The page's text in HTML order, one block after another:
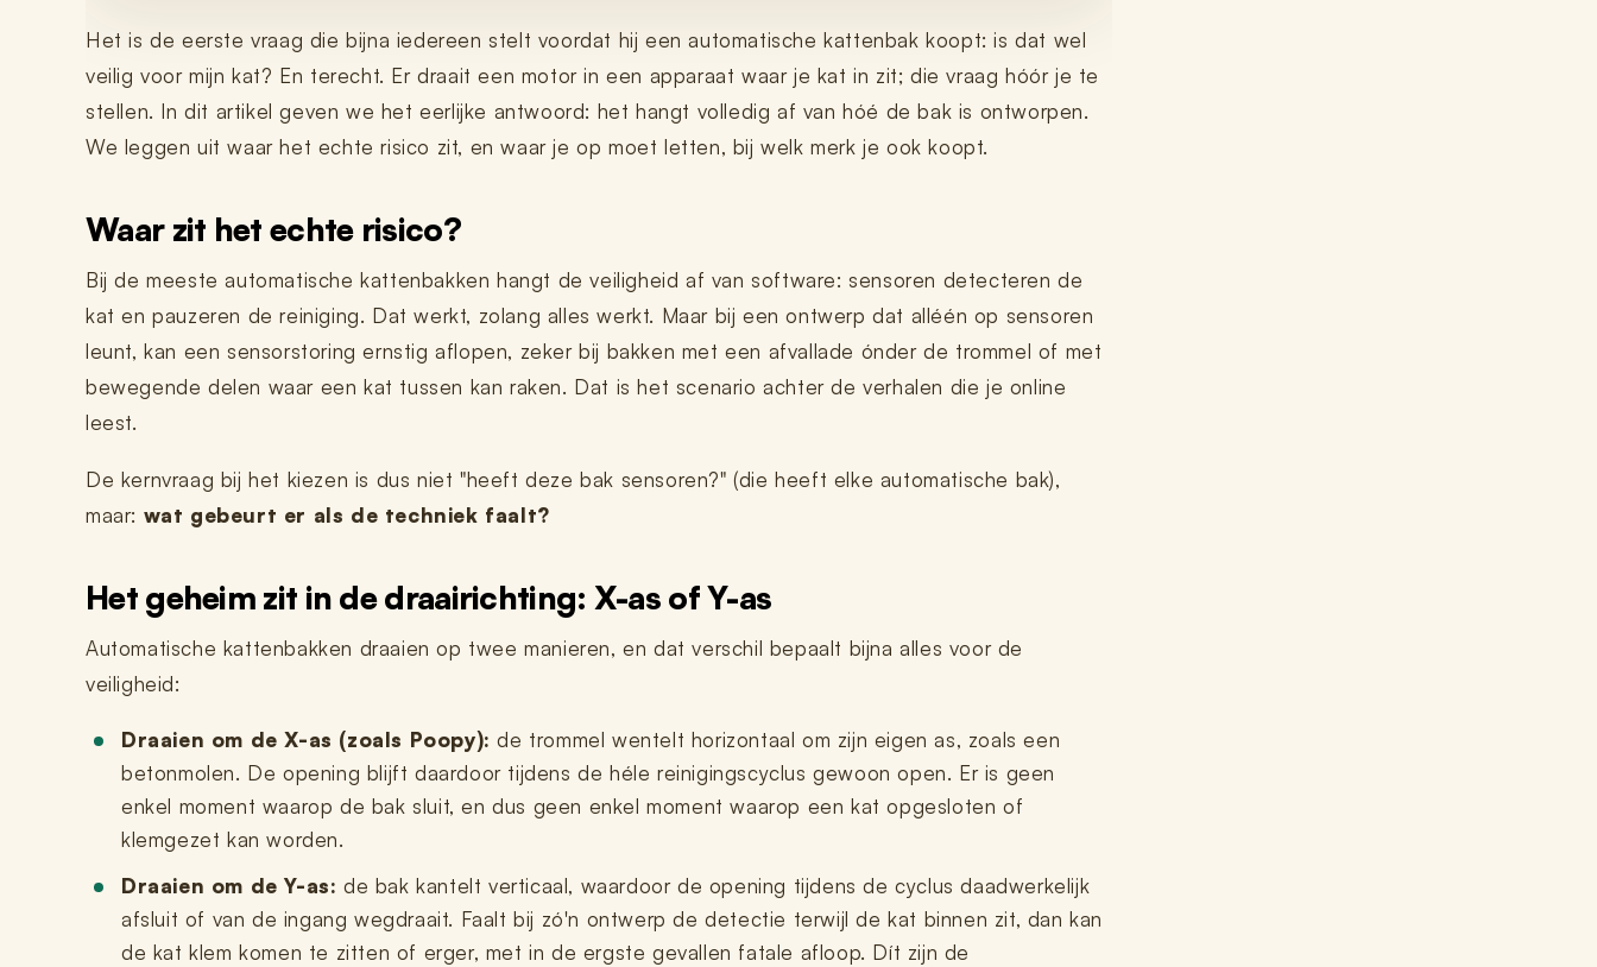
€14,99
Nano 3 - Tofu-filter (Rooster/Zeef)
€14,99
Nano 3 - Bentoniet-filter
(Rooster/Zeef)
Nano 3 - Magneetclip
€14,99
€11,99
Nano 2 – Pootjesveger (Wit)
€14,99
Nano 2 – Pootjesveger (Zwart)
Nano 2 – Trommelring (Zwart)
€14,99
Het is de eerste vraag die bijna iedereen stelt voordat hij een automatische kattenbak koopt: is dat wel
veilig voor mijn kat? En terecht. Er draait een motor in een apparaat waar je kat in zit; die vraag hóór je te
stellen. In dit artikel geven we het eerlijke antwoord: het hangt volledig af van hóé de bak is ontworpen.
We leggen uit waar het echte risico zit, en waar je op moet letten, bij welk merk je ook koopt.
Waar zit het echte risico?
Bij de meeste automatische kattenbakken hangt de veiligheid af van software: sensoren detecteren de
kat en pauzeren de reiniging. Dat werkt, zolang alles werkt. Maar bij een ontwerp dat alléén op sensoren
leunt, kan een sensorstoring ernstig aflopen, zeker bij bakken met een afvallade ónder de trommel of met
bewegende delen waar een kat tussen kan raken. Dat is het scenario achter de verhalen die je online
leest.
De kernvraag bij het kiezen is dus niet "heeft deze bak sensoren?" (die heeft elke automatische bak),
maar: wat gebeurt er als de techniek faalt?
Het geheim zit in de draairichting: X-as of Y-as
Automatische kattenbakken draaien op twee manieren, en dat verschil bepaalt bijna alles voor de
veiligheid:
Draaien om de X-as (zoals Poopy): de trommel wentelt horizontaal om zijn eigen as, zoals een
betonmolen. De opening blijft daardoor tijdens de héle reinigingscyclus gewoon open. Er is geen
enkel moment waarop de bak sluit, en dus geen enkel moment waarop een kat opgesloten of
klemgezet kan worden.
Draaien om de Y-as: de bak kantelt verticaal, waardoor de opening tijdens de cyclus daadwerkelijk
afsluit of van de ingang wegdraait. Faalt bij zó'n ontwerp de detectie terwijl de kat binnen zit, dan kan
de kat klem komen te zitten of erger, met in de ergste gevallen fatale afloop. Dít zijn de